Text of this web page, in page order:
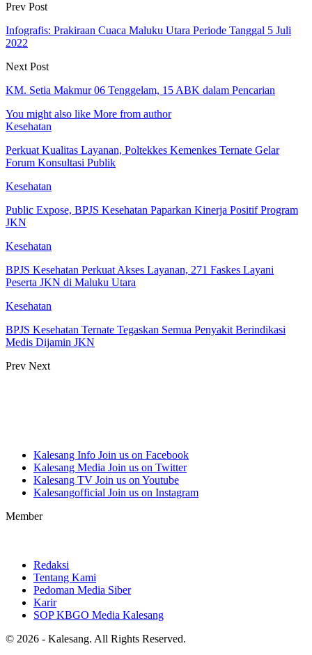
Prev Post
Infografis: Prakiraan Cuaca Maluku Utara Periode Tanggal 5 Juli
2022
Next Post
KM. Setia Makmur 06 Tenggelam, 15 ABK dalam Pencarian
You might also like More from author
Kesehatan
Perkuat Kualitas Layanan, Poltekkes Kemenkes Ternate Gelar
Forum Konsultasi Publik
Kesehatan
Public Expose, BPJS Kesehatan Paparkan Kinerja Positif Program
JKN
Kesehatan
BPJS Kesehatan Perkuat Akses Layanan, 271 Faskes Layani
Peserta JKN di Maluku Utara
Kesehatan
BPJS Kesehatan Ternate Tegaskan Semua Penyakit Berindikasi
Medis Dijamin JKN
Prev Next
Kalesang Info Join us on Facebook
Kalesang Media Join us on Twitter
Kalesang TV Join us on Youtube
Kalesangofficial Join us on Instagram
Member
Redaksi
Tentang Kami
Pedoman Media Siber
Karir
SOP KBGO Media Kalesang
© 2026 - Kalesang. All Rights Reserved.